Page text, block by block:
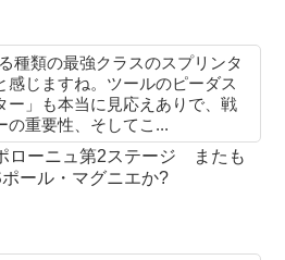
種類の最強クラスのスプリンタ
感じますね。ツールのピーダス
ー」も本当に見応えありで、戦
の重要性、そしてこ...
ローニュ第2ステージ またも
ール・マグニエか?